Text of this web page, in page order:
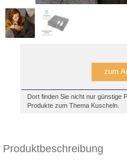
zum
Dort finden Sie nicht nur günstige
Produkte zum Thema Kuscheln.
Produktbeschreibung